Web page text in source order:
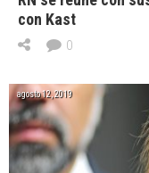
con Kast
0
agosto 12, 2019